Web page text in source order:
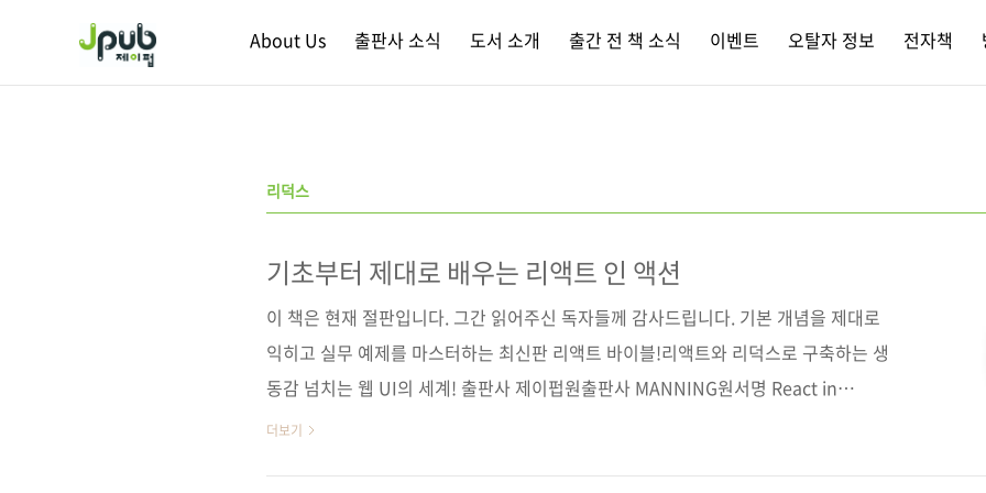
About Us 출판사 소식 도서 소개 출간 전 책 소식 이벤트 오탈자 정보 전자책
리덕스
기초부터 제대로 배우는 리액트 인 액션
이 책은 현재 절판입니다. 그간 읽어주신 독자들께 감사드립니다. 기본 개념을 제대로
익히고 실무 예제를 마스터하는 최신판 리액트 바이블!리액트와 리덕스로 구축하는 생
동감 넘치는 웹 UI의 세계! 출판사 제이펍원출판사 MANNING원서명 React in
Action(원서 ISBN: 9781617293856)저자명 마크 티에렌스 토마스역자명 장현희출판
더보기